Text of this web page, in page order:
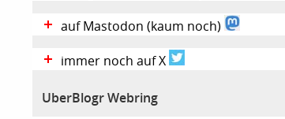
auf Mastodon (kaum noch)
immer noch auf X
UberBlogr Webring